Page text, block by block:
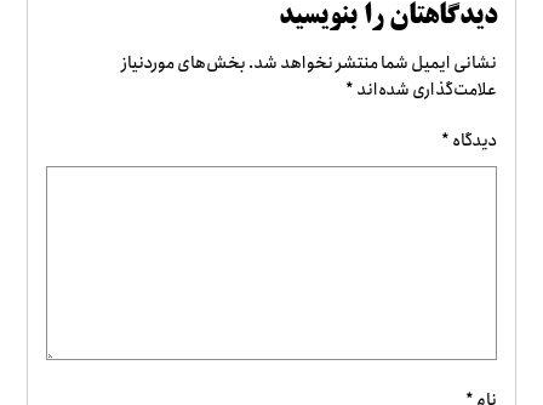
دیدگاهتان را بنویسید
نشانی ایمیل شما منتشر نخواهد شد.بخش‌های موردنیاز
علامت‌گذاری شده‌اند*
دیدگاه*